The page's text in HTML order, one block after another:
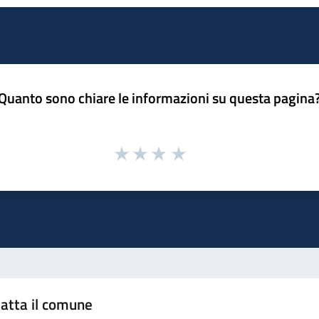
sono chiare le informazioni su questa
il comune